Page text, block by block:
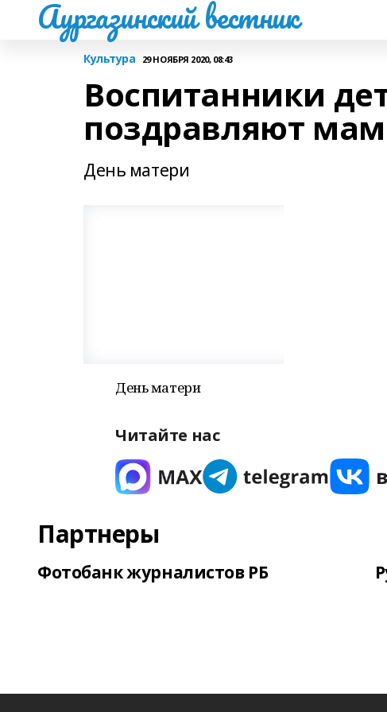
Аургазинский вестник
Культура 29 НОЯБРЯ 2020, 08:43
Воспитанники
поздравляют
День матери
День матери
Читайте нас
Партнеры
Фотобанк журналистов РБ